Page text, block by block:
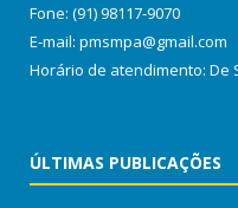
Fone: (91) 98117-9070
E-mail: pmsmpa@gmail.com
Horário de atendimento: De
ÚLTIMAS PUBLICAÇÕES